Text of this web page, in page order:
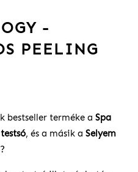
-
PEELING
bestseller terméke a Spa
, és a másik a Selyem
?